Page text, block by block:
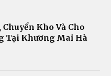
Kho Và Cho
Tại Khương Mai Hà